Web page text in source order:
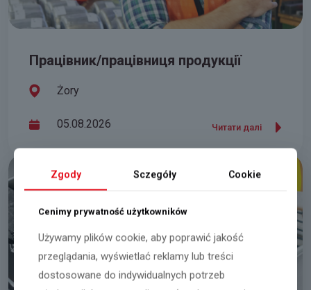
Працівник/працівниця продукції
Żory
05.08.2026 Читати далі
Zgody Sczegóły Cookie
Cenimy prywatność użytkowników
Używamy plików cookie, aby poprawić jakość
przeglądania, wyświetlać reklamy lub treści
dostosowane do indywidualnych potrzeb